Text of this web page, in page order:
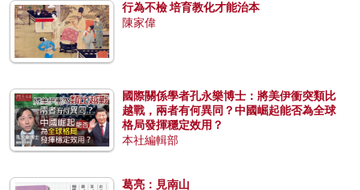
行為不檢 培育教化才能治本
陳家偉
國際關係學者孔永樂博士：將美伊衝突類比
越戰，兩者有何異同？中國崛起能否為全球
格局發揮穩定效用？
本社編輯部
葛亮：見南山